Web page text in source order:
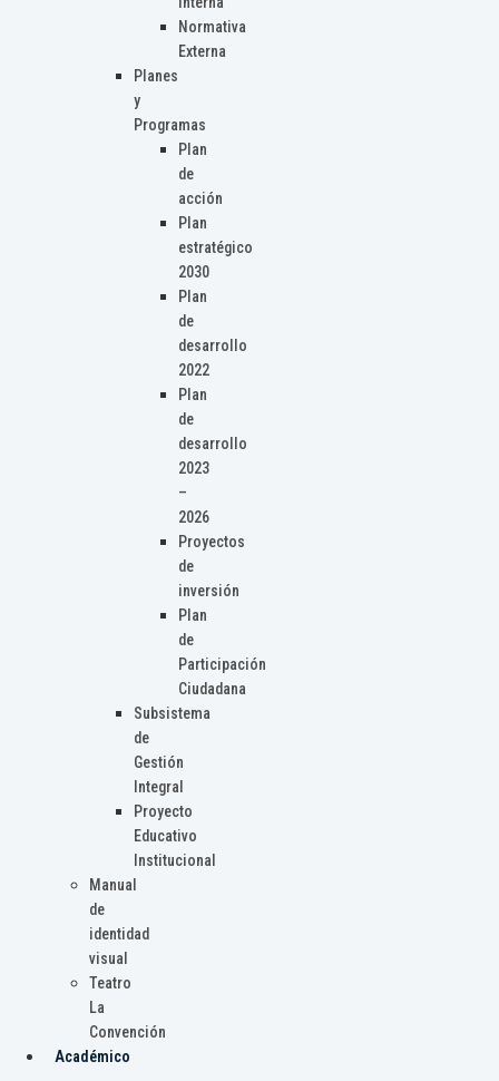
Normativa
Externa
Planes
y
Programas
Plan
de
acción
Plan
estratégico
2030
Plan
de
desarrollo
2022
Plan
de
desarrollo
2023
–
2026
Proyectos
de
inversión
Plan
de
Participación
Ciudadana
Subsistema
de
Gestión
Integral
Proyecto
Educativo
Institucional
Manual
de
identidad
visual
Teatro
La
Convención
Académico